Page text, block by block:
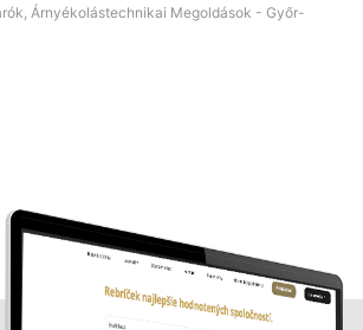
Árnyékolástechnikai Megoldások - Győr-